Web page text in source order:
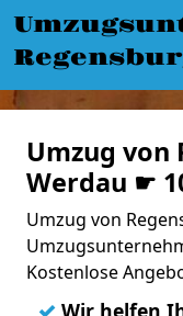
Umzug von
Werdau ☛
Umzug von
Kostenlose
✓ Wir helfen